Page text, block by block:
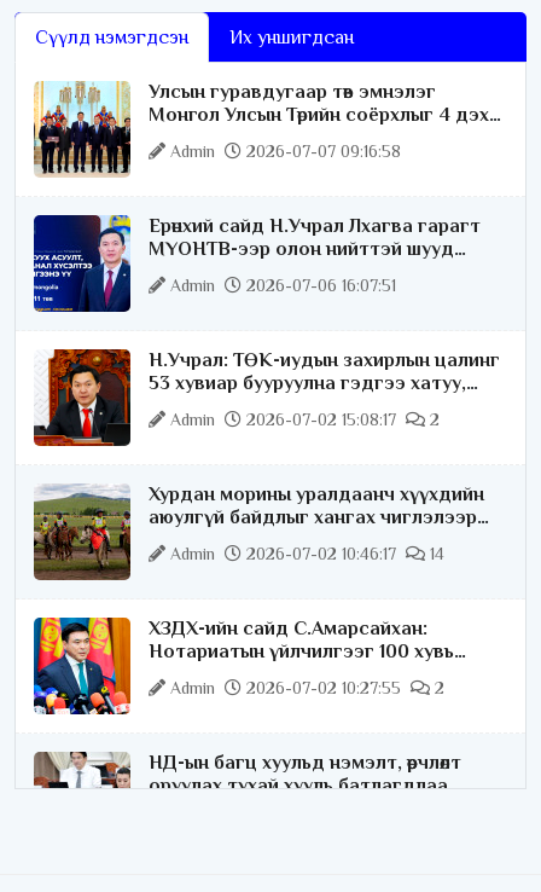
Сүүлд нэмэгдсэн Их уншигдсан
Улсын гуравдугаар төв эмнэлэг
Монгол Улсын Төрийн соёрхлыг 4 дэх
удаагаа хүртлээ
Admin 2026-07-07 09:16:58
Ерөнхий сайд Н.Учрал Лхагва гарагт
МҮОНТВ-ээр олон нийттэй шууд
ярилцана
Admin 2026-07-06 16:07:51
Н.Учрал: ТӨК-иудын захирлын цалинг
53 хувиар бууруулна гэдгээ хатуу,
хариуцлагатайгаар хэлье
Admin 2026-07-02 15:08:17 2
Хурдан морины уралдаанч хүүхдийн
аюулгүй байдлыг хангах чиглэлээр
ажиллаж байна
Admin 2026-07-02 10:46:17 14
ХЗДХ-ийн сайд С.Амарсайхан:
Нотариатын үйлчилгээг 100 хувь
цахимжуулна
Admin 2026-07-02 10:27:55 2
НД-ын багц хуульд нэмэлт, өөрчлөлт
оруулах тухай хууль батлагдлаа